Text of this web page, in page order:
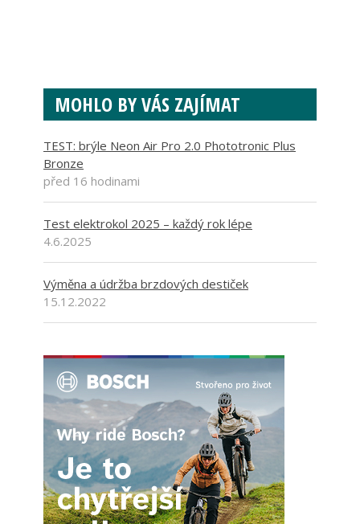
MOHLO BY VÁS ZAJÍMAT
TEST: brýle Neon Air Pro 2.0 Phototronic Plus
Bronze
před 16 hodinami
Test elektrokol 2025 – každý rok lépe
4.6.2025
Výměna a údržba brzdových destiček
15.12.2022